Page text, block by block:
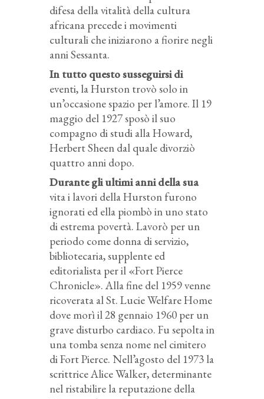
difesa della vitalità della cultura
africana precede i movimenti
culturali che iniziarono a fiorire negli
anni Sessanta.
In tutto questo susseguirsi di
eventi, la Hurston trovò solo in
un’occasione spazio per l’amore. Il 19
maggio del 1927 sposò il suo
compagno di studi alla Howard,
Herbert Sheen dal quale divorziò
quattro anni dopo.
Durante gli ultimi anni della sua
vita i lavori della Hurston furono
ignorati ed ella piombò in uno stato
di estrema povertà. Lavorò per un
periodo come donna di servizio,
bibliotecaria, supplente ed
editorialista per il «Fort Pierce
Chronicle». Alla fine del 1959 venne
ricoverata al St. Lucie Welfare Home
dove morì il 28 gennaio 1960 per un
grave disturbo cardiaco. Fu sepolta in
una tomba senza nome nel cimitero
di Fort Pierce. Nell’agosto del 1973 la
scrittrice Alice Walker, determinante
nel ristabilire la reputazione della